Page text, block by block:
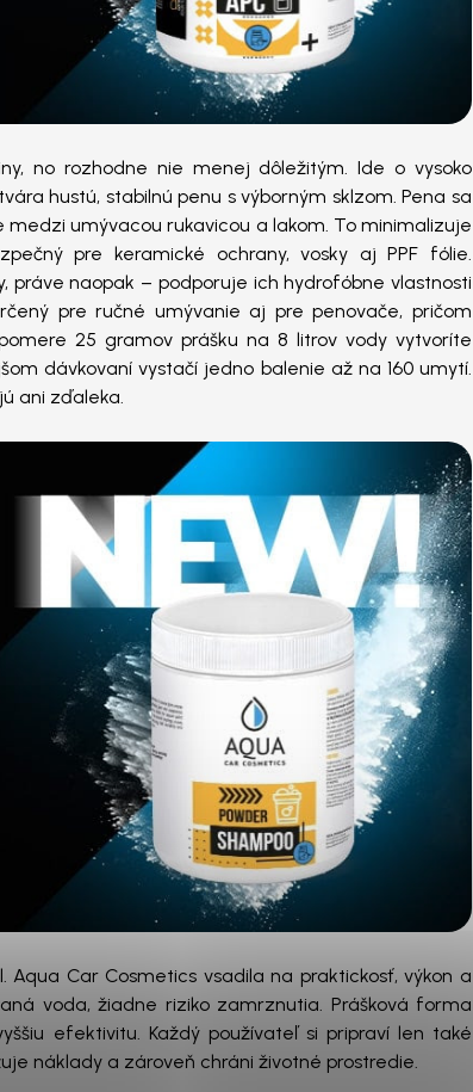
no rozhodne nie menej dôležitým. Ide o vysoko
hustú, stabilnú penu s výborným sklzom. Pena sa
umývacou rukavicou a lakom. To minimalizuje
pre keramické ochrany, vosky aj PPF fólie.
práve naopak – podporuje ich hydrofóbne vlastnosti
pre ručné umývanie aj pre penovače, pričom
25 gramov prášku na 8 litrov vody vytvoríte
dávkovaní vystačí jedno balenie až na 160 umytí.
ani zďaleka.
Car Cosmetics vsadila na praktickosť, výkon a
voda, žiadne riziko zamrznutia. Prášková forma
efektivitu. Každý používateľ si pripraví len také
náklady a zároveň chráni životné prostredie.